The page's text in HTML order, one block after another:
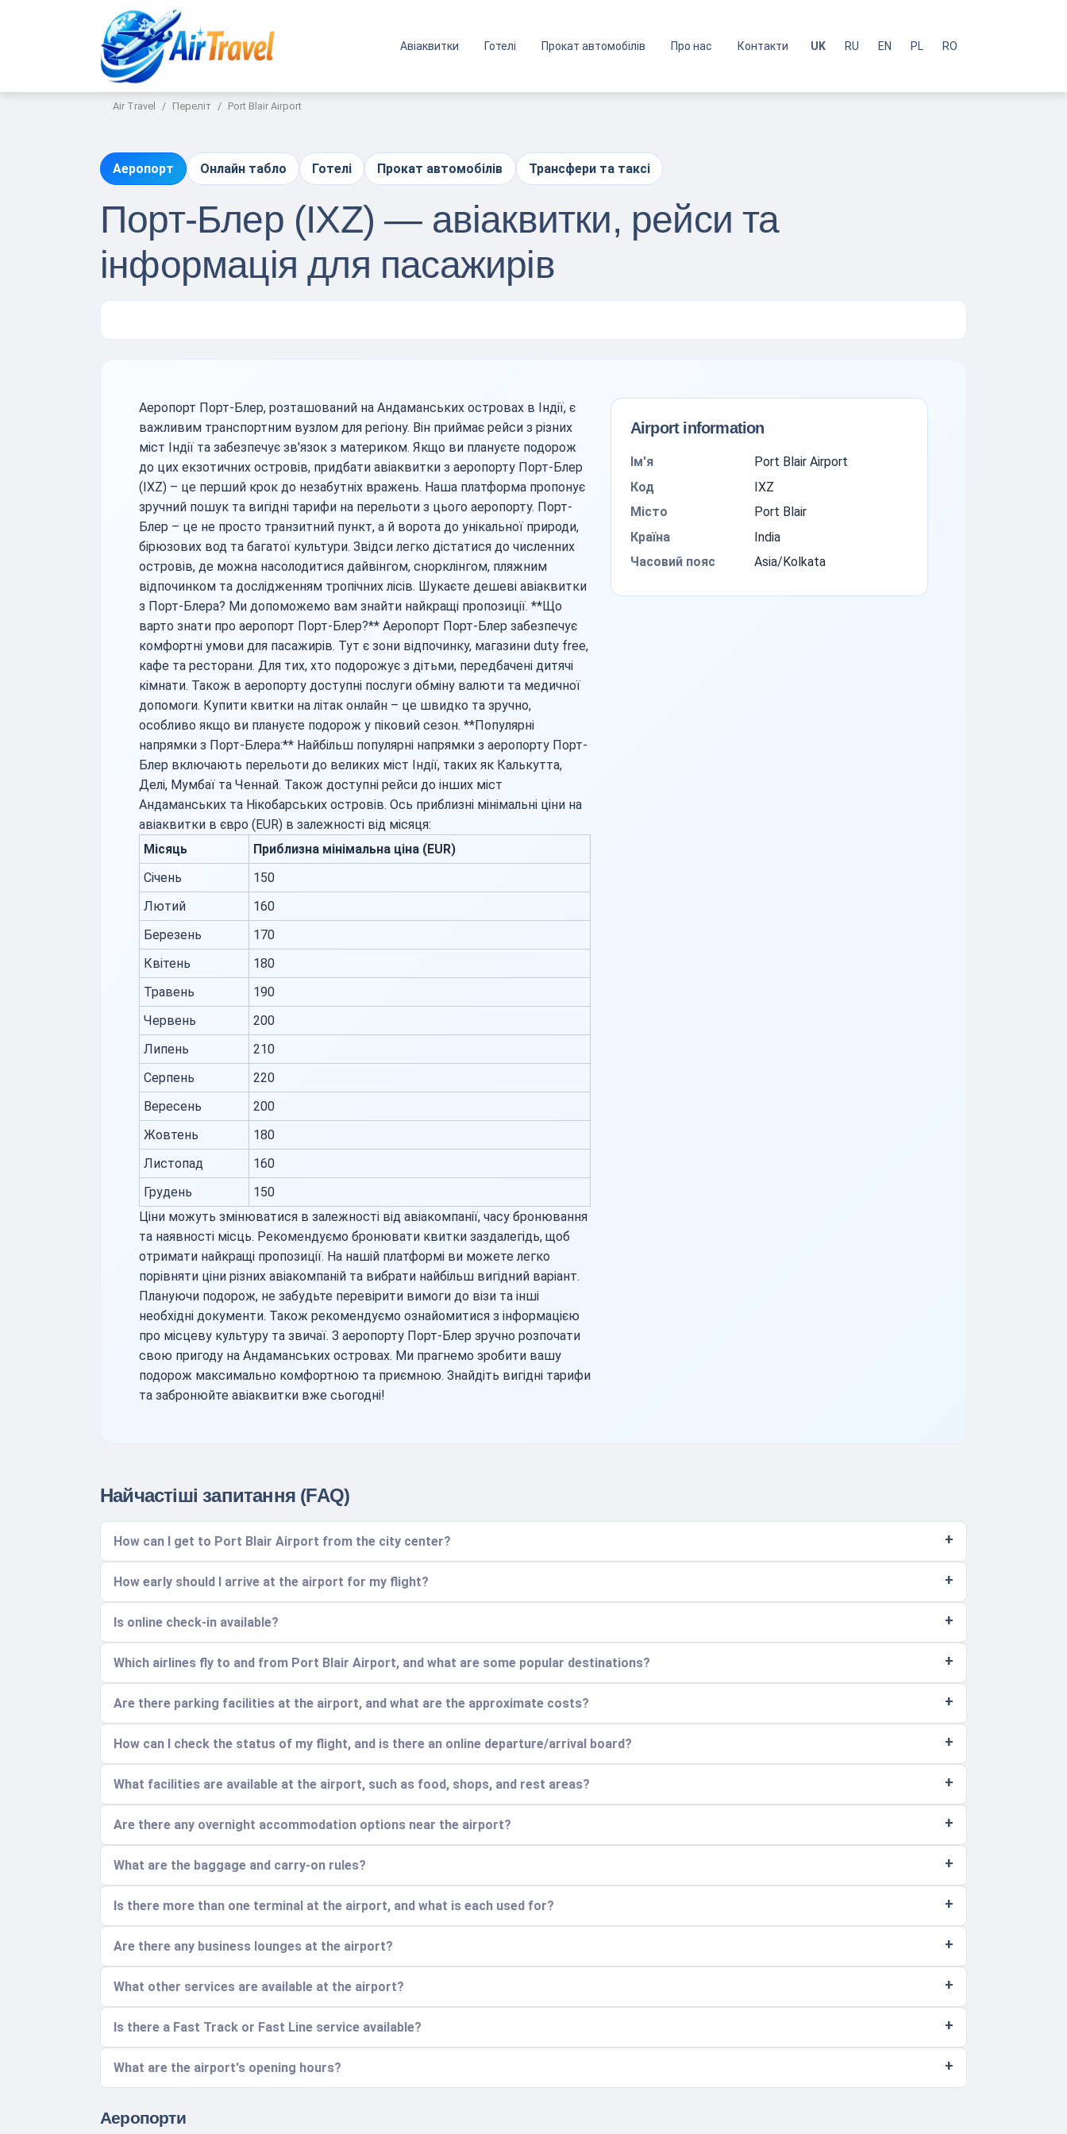
Авіаквитки Готелі Прокат автомобілів Про нас Контакти UK RU EN PL RO
Air Travel Переліт Port Blair Airport
Аеропорт Онлайн табло Готелі Прокат автомобілів Трансфери та таксі
Порт-Блер (IXZ) — авіаквитки, рейси та
інформація для пасажирів
Аеропорт Порт-Блер, розташований на Андаманських островах в Індії, є
важливим транспортним вузлом для регіону. Він приймає рейси з різних
міст Індії та забезпечує зв'язок з материком. Якщо ви плануєте подорож
до цих екзотичних островів, придбати авіаквитки з аеропорту Порт-Блер
(IXZ) – це перший крок до незабутніх вражень. Наша платформа пропонує
зручний пошук та вигідні тарифи на перельоти з цього аеропорту. Порт-
Блер – це не просто транзитний пункт, а й ворота до унікальної природи,
бірюзових вод та багатої культури. Звідси легко дістатися до численних
островів, де можна насолодитися дайвінгом, снорклінгом, пляжним
відпочинком та дослідженням тропічних лісів. Шукаєте дешеві авіаквитки
з Порт-Блера? Ми допоможемо вам знайти найкращі пропозиції. **Що
варто знати про аеропорт Порт-Блер?** Аеропорт Порт-Блер забезпечує
комфортні умови для пасажирів. Тут є зони відпочинку, магазини duty free,
кафе та ресторани. Для тих, хто подорожує з дітьми, передбачені дитячі
кімнати. Також в аеропорту доступні послуги обміну валюти та медичної
допомоги. Купити квитки на літак онлайн – це швидко та зручно,
особливо якщо ви плануєте подорож у піковий сезон. **Популярні
напрямки з Порт-Блера:** Найбільш популярні напрямки з аеропорту Порт-
Блер включають перельоти до великих міст Індії, таких як Калькутта,
Делі, Мумбаї та Ченнай. Також доступні рейси до інших міст
Андаманських та Нікобарських островів. Ось приблизні мінімальні ціни на
авіаквитки в євро (EUR) в залежності від місяця:
Місяць
Приблизна мінімальна ціна (EUR)
Січень
150
Лютий
160
Березень
170
Квітень
180
Травень
190
Червень
200
Липень
210
Серпень
220
Вересень
200
Жовтень
180
Листопад
160
Грудень
150
Ціни можуть змінюватися в залежності від авіакомпанії, часу бронювання
та наявності місць. Рекомендуємо бронювати квитки заздалегідь, щоб
отримати найкращі пропозиції. На нашій платформі ви можете легко
порівняти ціни різних авіакомпаній та вибрати найбільш вигідний варіант.
Плануючи подорож, не забудьте перевірити вимоги до візи та інші
необхідні документи. Також рекомендуємо ознайомитися з інформацією
про місцеву культуру та звичаї. З аеропорту Порт-Блер зручно розпочати
свою пригоду на Андаманських островах. Ми прагнемо зробити вашу
подорож максимально комфортною та приємною. Знайдіть вигідні тарифи
та забронюйте авіаквитки вже сьогодні!
Airport information
Ім'я
Port Blair Airport
Код
IXZ
Місто
Port Blair
Країна
India
Часовий пояс
Asia/Kolkata
Найчастіші запитання (FAQ)
How can I get to Port Blair Airport from the city center?
How early should I arrive at the airport for my flight?
Is online check-in available?
Which airlines fly to and from Port Blair Airport, and what are some popular destinations?
Are there parking facilities at the airport, and what are the approximate costs?
How can I check the status of my flight, and is there an online departure/arrival board?
What facilities are available at the airport, such as food, shops, and rest areas?
Are there any overnight accommodation options near the airport?
What are the baggage and carry-on rules?
Is there more than one terminal at the airport, and what is each used for?
Are there any business lounges at the airport?
What other services are available at the airport?
Is there a Fast Track or Fast Line service available?
What are the airport's opening hours?
Аеропорти